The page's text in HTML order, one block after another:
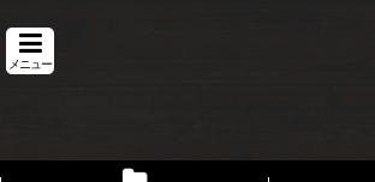
メニュー